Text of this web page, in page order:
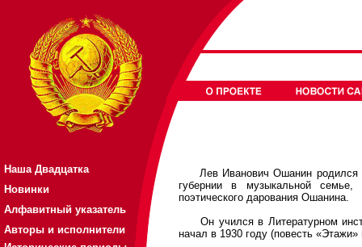
Наша Двадцатка
Новинки
Алфавитный указатель
Авторы и исполнители
Лев Иванович Ошанин родился
губернии в музыкальной семье,
поэтического дарования Ошанина.
Он учился в Литературном
начал в 1930 году (повесть